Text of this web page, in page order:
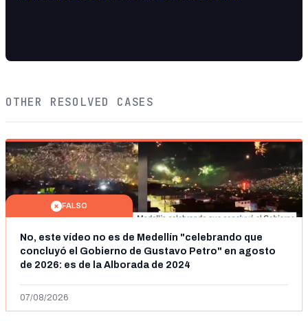
OTHER RESOLVED CASES
FALSO
No, este vídeo no es de Medellín "celebrando que
concluyó el Gobierno de Gustavo Petro" en agosto
de 2026: es de la Alborada de 2024
07/08/2026